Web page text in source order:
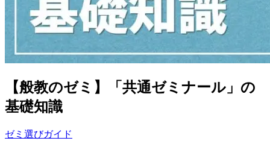
【般教のゼミ】「共通ゼミナール」の
基礎知識
ゼミ選びガイド